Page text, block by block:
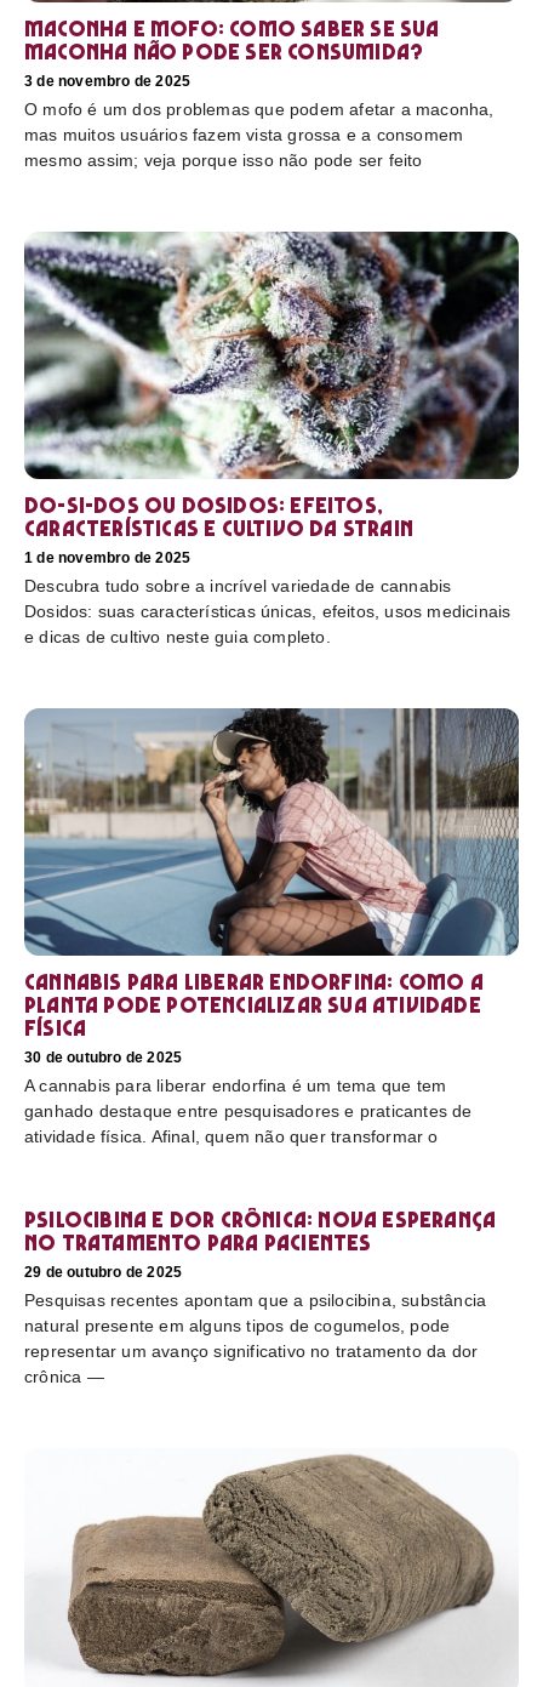
Maconha e mofo: como saber se sua
maconha não pode ser consumida?
3 de novembro de 2025
O mofo é um dos problemas que podem afetar a maconha,
mas muitos usuários fazem vista grossa e a consomem
mesmo assim; veja porque isso não pode ser feito
Do-Si-Dos ou Dosidos: efeitos,
características e cultivo da strain
1 de novembro de 2025
Descubra tudo sobre a incrível variedade de cannabis
Dosidos: suas características únicas, efeitos, usos medicinais
e dicas de cultivo neste guia completo.
Cannabis para liberar endorfina: como a
planta pode potencializar sua atividade
física
30 de outubro de 2025
A cannabis para liberar endorfina é um tema que tem
ganhado destaque entre pesquisadores e praticantes de
atividade física. Afinal, quem não quer transformar o
Psilocibina e dor crônica: nova esperança
no tratamento para pacientes
29 de outubro de 2025
Pesquisas recentes apontam que a psilocibina, substância
natural presente em alguns tipos de cogumelos, pode
representar um avanço significativo no tratamento da dor
crônica —